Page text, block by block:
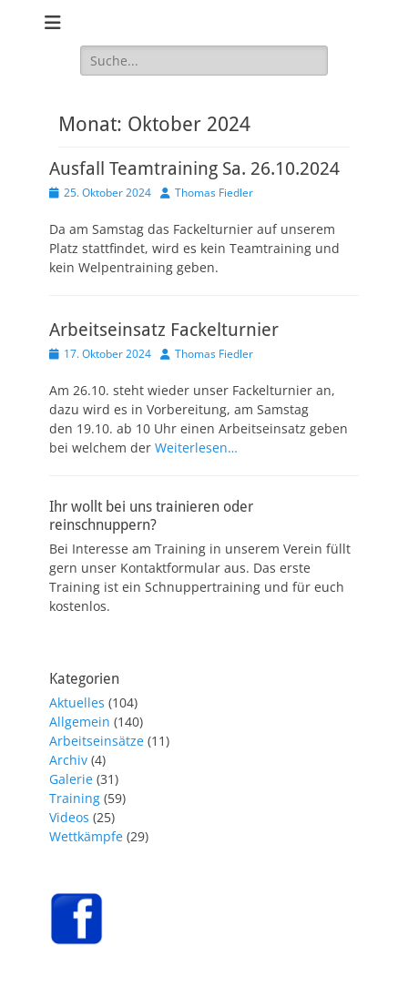
Verein HSV
Markkleeberg /
Leipzig Süd e.V.
Suchen
nach:
Monat: Oktober 2024
Ausfall Teamtraining Sa. 26.10.2024
Veröffentlicht
25. Oktober 2024 AutorThomas Fiedler
Da am Samstag das Fackelturnier auf unserem
Platz stattfindet, wird es kein Teamtraining und
kein Welpentraining geben.
Arbeitseinsatz Fackelturnier
Veröffentlicht
17. Oktober 2024 AutorThomas Fiedler
Am 26.10. steht wieder unser Fackelturnier an,
dazu wird es in Vorbereitung, am Samstag
den 19.10. ab 10 Uhr einen Arbeitseinsatz geben
bei welchem der Weiterlesen…
Ihr wollt bei uns trainieren oder
reinschnuppern?
Bei Interesse am Training in unserem Verein füllt
gern unser Kontaktformular aus. Das erste
Training ist ein Schnuppertraining und für euch
kostenlos.
Kategorien
Aktuelles (104)
Allgemein (140)
Arbeitseinsätze (11)
Archiv (4)
Galerie (31)
Training (59)
Videos (25)
Wettkämpfe (29)